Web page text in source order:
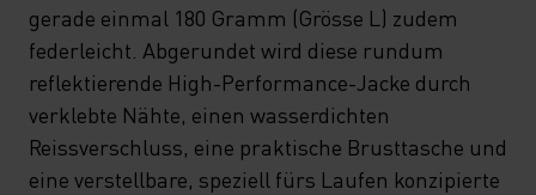
gerade einmal 180 Gramm (Grösse L) zudem
federleicht. Abgerundet wird diese rundum
reflektierende High-Performance-Jacke durch
verklebte Nähte, einen wasserdichten
Reissverschluss, eine praktische Brusttasche und
eine verstellbare, speziell fürs Laufen konzipierte